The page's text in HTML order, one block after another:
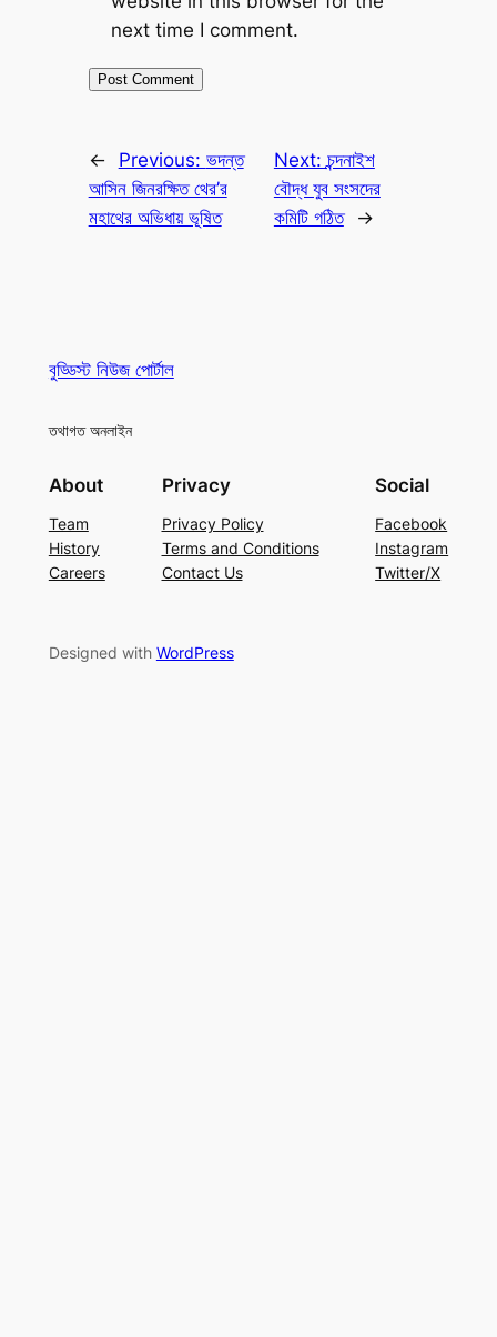
next time I comment.
← Previous: ভদন্ত
আসিন জিনরক্ষিত থের’র
মহাথের অভিধায় ভূষিত
Next: চন্দনাইশ
বৌদ্ধ যুব সংসদের
কমিটি গঠিত
→
বুড্ডিস্ট নিউজ পোর্টাল
তথাগত অনলাইন
About
Team
History
Careers
Privacy
Privacy Policy
Terms and Conditions
Contact Us
Social
Facebook
Instagram
Twitter/X
Designed with WordPress